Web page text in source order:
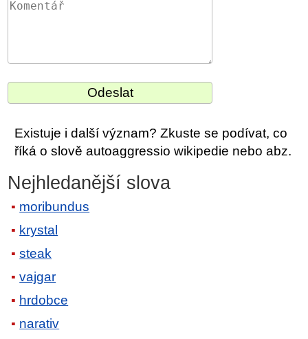
Existuje i další význam? Zkuste se podívat, co
říká o slově autoaggressio wikipedie nebo abz.
Nejhledanější slova
moribundus
krystal
steak
vajgar
hrdobce
narativ